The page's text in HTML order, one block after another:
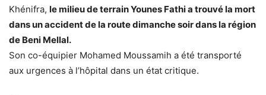
Khénifra, le milieu de terrain Younes Fathi a trouvé la mort
dans un accident de la route dimanche soir dans la région
de Beni Mellal.
Son co-équipier Mohamed Moussamih a été transporté
aux urgences à l’hôpital dans un état critique.